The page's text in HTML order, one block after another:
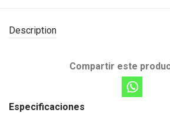
Description
Compartir este
Especificaciones